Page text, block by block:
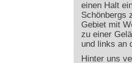
einen Halt
Schönbergs
Gebiet mit
zu einer
und links an
Hinter uns